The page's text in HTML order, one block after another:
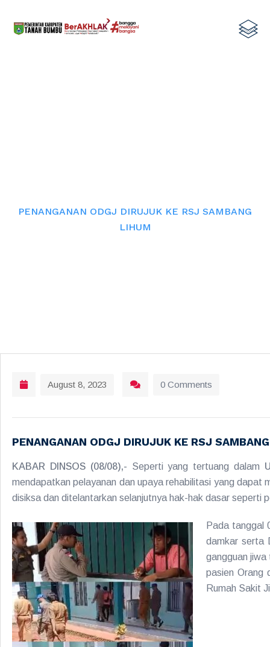
PENANGANAN ODGJ DIRUJUK KE RSJ SAMBANG
LIHUM
August 8, 2023 0 Comments
PENANGANAN ODGJ DIRUJUK KE RSJ
KABAR DINSOS (08/08),- Seperti yang tertuang dalam
mendapatkan pelayanan dan upaya rehabilitasi yang dapat
disiksa dan ditelantarkan selanjutnya hak-hak dasar seperti
Pada tanggal
damkar serta
gangguan jiwa
pasien Orang
Rumah Sakit